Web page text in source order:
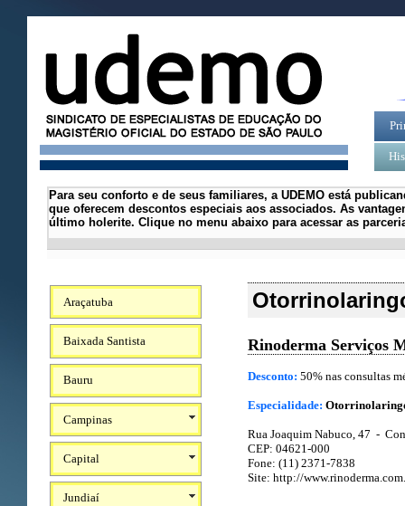
Para seu conforto e de seus familiares, a UDEMO está
que oferecem descontos especiais aos associados. As
último holerite. Clique no menu abaixo para acessar as
Araçatuba
Baixada Santista
Bauru
Campinas
Capital
Jundiaí
Rinoderma Serviços
Desconto: 50% nas consultas
Especialidade:
Rua Joaquim Nabuco, 47 -
CEP: 04621-000
Fone: (11) 2371-7838
Site: http://